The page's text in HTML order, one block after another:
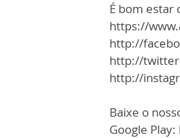
É bom estar
https://
http://
http://
http://
Baixe o
Google